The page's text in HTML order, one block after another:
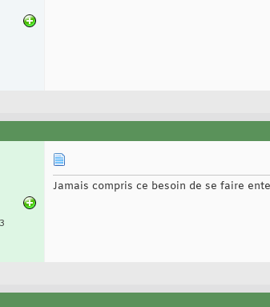
Jamais compris ce besoin de se faire